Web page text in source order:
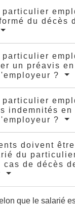
particulier
du décès
particulier
un préavis en
?
particulier
indemnités en
?
doivent être
du
cas de décès
que le salarié